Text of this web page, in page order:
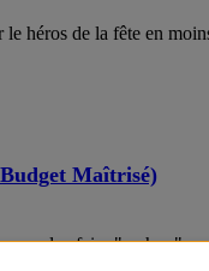
héros de la fête en
Maîtrisé)
voulez faire "wahou"